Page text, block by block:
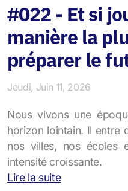
#022 - Et si
manière la
préparer le
Jeudi, Juin 11, 2026
Nous vivons une
horizon lointain. Il entre
nos villes, nos écoles
intensité croissante.
Lire la suite